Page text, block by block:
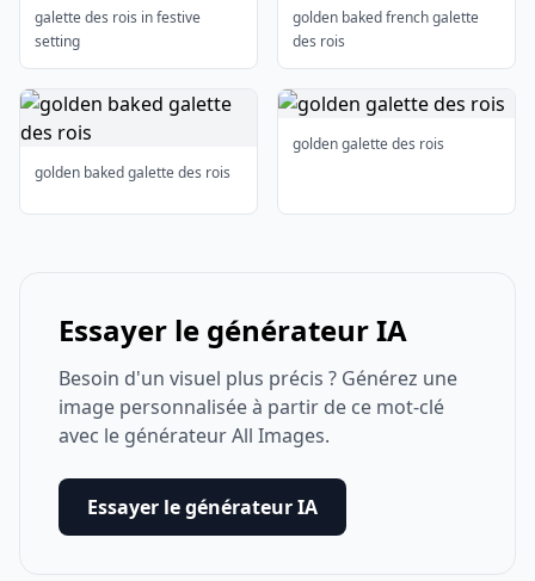
galette des rois in festive
setting
golden baked french galette
des rois
golden baked galette des rois
golden galette des rois
Essayer le générateur IA
Besoin d'un visuel plus précis ? Générez une
image personnalisée à partir de ce mot-clé
avec le générateur All Images.
Essayer le générateur IA